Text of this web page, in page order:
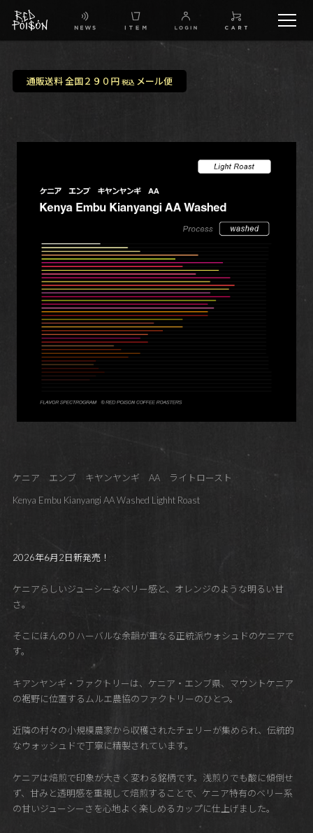
IG
通販送料 全国２９０円 税込メール便
ケニア エンブ キヤンヤンギ AA ライトロースト
Kenya Embu Kianyangi AA Washed Lighht Roast
2026年6月2日新発売！
ケニアらしいジューシーなベリー感と、オレンジのような明るい甘
さ。
そこにほんのりハーバルな余韻が重なる正統派ウォシュドのケニアで
す。
キアンヤンギ・ファクトリーは、ケニア・エンブ県、マウントケニア
の裾野に位置するムルエ農協のファクトリーのひとつ。
近隣の村々の小規模農家から収穫されたチェリーが集められ、伝統的
なウォッシュドで丁寧に精製されています。
ケニアは焙煎で印象が大きく変わる銘柄です。浅煎りでも酸に傾倒せ
ず、甘みと透明感を重視して焙煎することで、ケニア特有のベリー系
の甘いジューシーさを心地よく楽しめるカップに仕上げました。